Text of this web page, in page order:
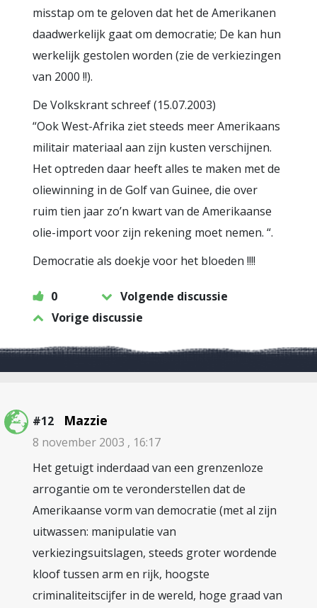
misstap om te geloven dat het de Amerikanen
daadwerkelijk gaat om democratie; De kan hun
werkelijk gestolen worden (zie de verkiezingen
van 2000 !!).
De Volkskrant schreef (15.07.2003)
“Ook West-Afrika ziet steeds meer Amerikaans
militair materiaal aan zijn kusten verschijnen.
Het optreden daar heeft alles te maken met de
oliewinning in de Golf van Guinee, die over
ruim tien jaar zo’n kwart van de Amerikaanse
olie-import voor zijn rekening moet nemen. “.
Democratie als doekje voor het bloeden !!!!
0
Volgende discussie
Vorige discussie
#12 Mazzie
8 november 2003 , 16:17
Het getuigt inderdaad van een grenzenloze
arrogantie om te veronderstellen dat de
Amerikaanse vorm van democratie (met al zijn
uitwassen: manipulatie van
verkiezingsuitslagen, steeds groter wordende
kloof tussen arm en rijk, hoogste
criminaliteitscijfer in de wereld, hoge graad van